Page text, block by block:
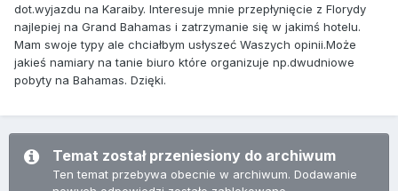
dot.wyjazdu na Karaiby. Interesuje mnie przepłynięcie z Florydy
najlepiej na Grand Bahamas i zatrzymanie się w jakimś hotelu.
Mam swoje typy ale chciałbym usłyszeć Waszych opinii.Może
jakieś namiary na tanie biuro które organizuje np.dwudniowe
pobyty na Bahamas. Dzięki.
Temat został przeniesiony do archiwum
Ten temat przebywa obecnie w archiwum. Dodawanie